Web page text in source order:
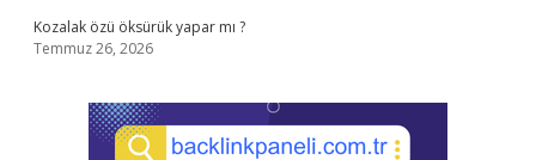
Kozalak özü öksürük yapar mı ?
Temmuz 26, 2026